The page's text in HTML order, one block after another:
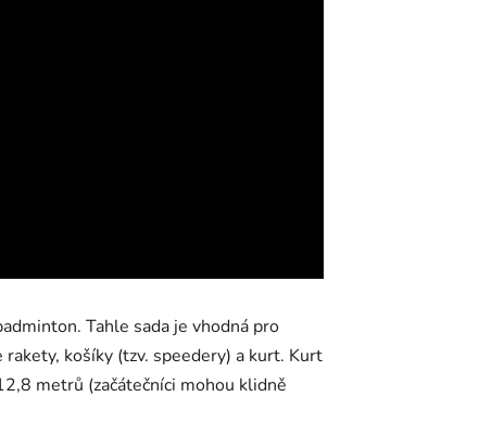
Tahle sada je vhodná pro
košíky (tzv. speedery) a kurt. Kurt
metrů (začátečníci mohou klidně